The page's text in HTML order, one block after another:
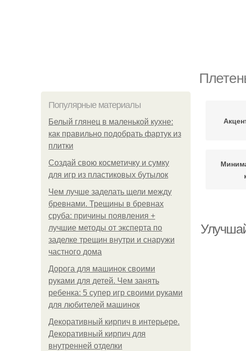
Популярные материалы
Белый глянец в маленькой кухне:
как правильно подобрать фартук из
плитки
Создай свою косметичку и сумку
для игр из пластиковых бутылок
Чем лучше заделать щели между
бревнами. Трещины в бревнах
сруба: причины появления +
лучшие методы от эксперта по
заделке трещин внутри и снаружи
частного дома
Дорога для машинок своими
руками для детей. Чем занять
ребенка: 5 супер игр своими руками
для любителей машинок
Декоративный кирпич в интерьере.
Декоративный кирпич для
внутренней отделки